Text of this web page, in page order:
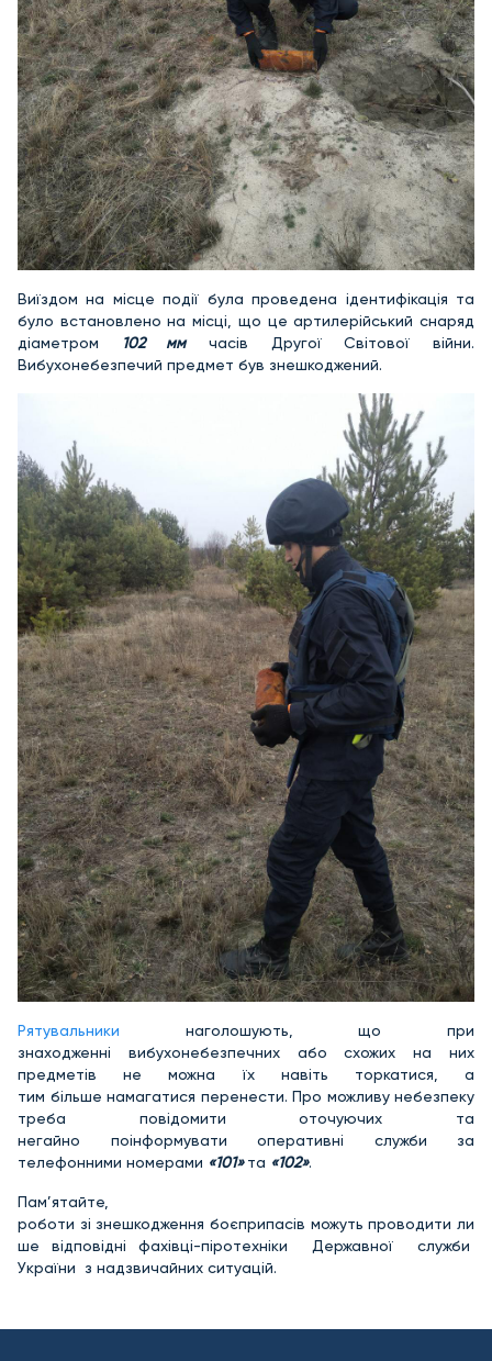
Виїздом на місце події була проведена ідентифікація та
було встановлено на місці, що це артилерійський снаряд
діаметром
102 ммчасів Другої Світової війни.
Вибухонебезпечий предмет був знешкоджений.
Рятувальники наголошують, що при
знаходженні вибухонебезпечних або схожих на них
предметів не можна їх навіть торкатися, а
тим більше намагатися перенести. Про можливу небезпеку
треба повідомити оточуючих та
негайно поінформувати оперативні служби за
телефонними номерами «101»та «102».
Пам’ятайте,
роботи зі знешкодження боєприпасів можуть проводити ли
ше відповідні фахівці-піротехніки Державної служби
України з надзвичайних ситуацій.